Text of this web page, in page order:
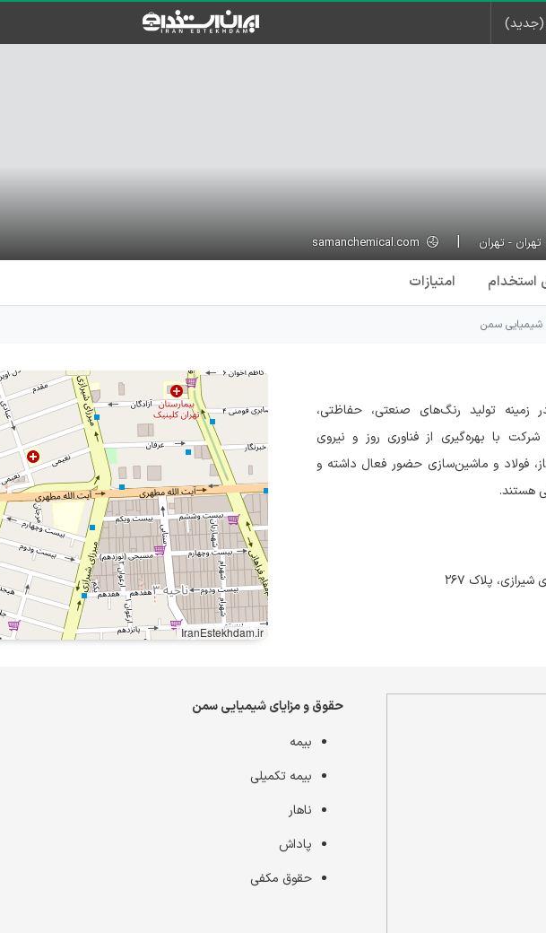
تهران - تهران
استخدام امتیازات
شیمیایی سمن
شیمیایی سمن از سال ۱۳۵۲ در زمینه تولید رنگ‌های صنعتی، حفاظتی،
با بهره‌گیری از فناوری روز و نیروی
فولاد و ماشین‌سازی حضور فعال داشته و
هستند.
پلاک ۲۶۷
IranEstekhdam.ir
حقوق و مزایای شیمیایی سمن
بیمه
بیمه تکمیلی
ناهار
پاداش
حقوق مکفی